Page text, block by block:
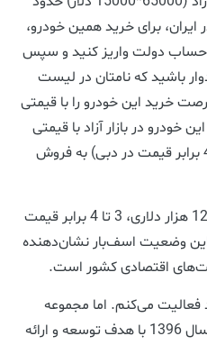
ایران، برای خرید همین خودرو،
تومان به حساب دولت واریز کنید و سپس
باشید که نامتان در لیست
خرید این خودرو را با قیمتی
خودرو در بازار آزاد با قیمتی
حدود 40 هزار دلار (معادل 3 تا 4 برابر قیمت در دبی) به فروش
چرا باید برای خرید یک خودروی 12 هزار دلاری، 3 تا 4 برابر قیمت
این وضعیت اسف‌بار نشان‌دهنده
اقتصادی کشور است.
حوزه تولید فعالیت می‌کنم. اما مجموعه
دانش‌بنیان مدفناوران پلاس در سال 1396 با هدف توسعه و ارائه